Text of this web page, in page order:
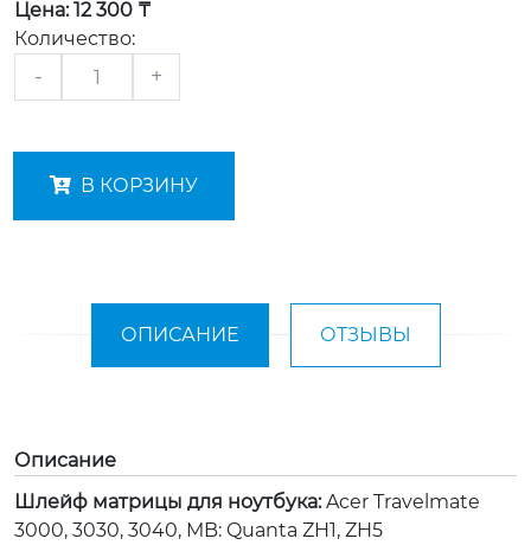
Цена: 12 300 ₸
Количество:
- +
В КОРЗИНУ
ОПИСАНИЕ ОТЗЫВЫ
Описание
Шлейф матрицы для ноутбука:Acer Travelmate
3000, 3030, 3040, MB: Quanta ZH1, ZH5